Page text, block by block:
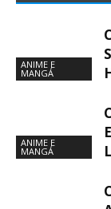
ANIME E
MANGÁ
ANIME E
MANGÁ